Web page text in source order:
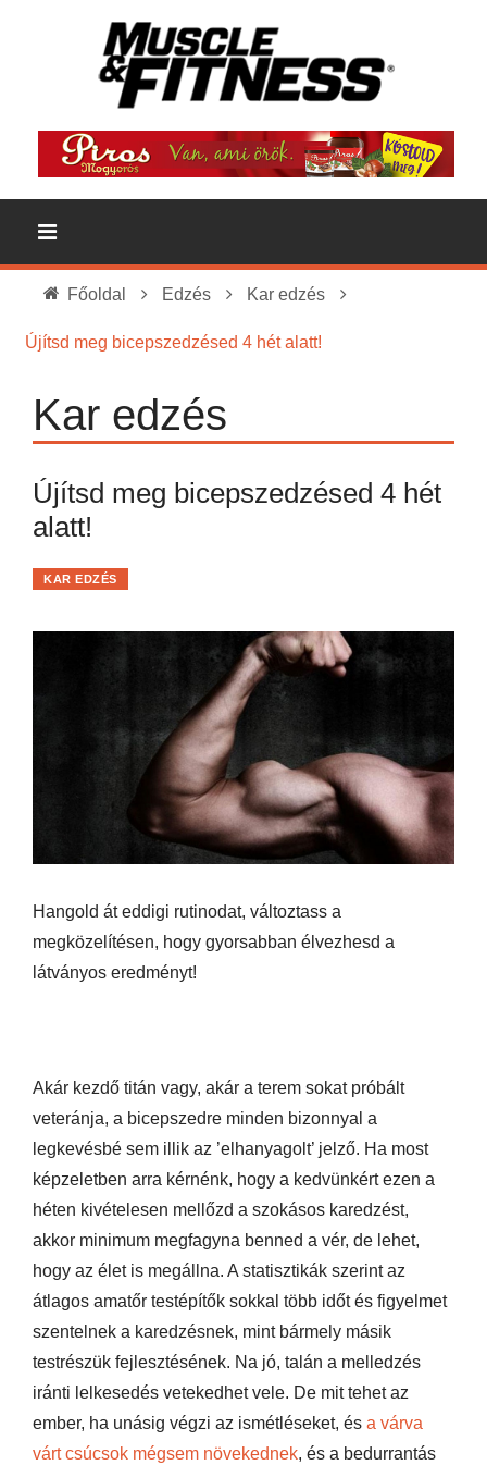
Főoldal Edzés Kar edzés
Újítsd meg bicepszedzésed 4 hét alatt!
Kar edzés
Újítsd meg bicepszedzésed 4 hét
alatt!
KAR EDZÉS
Hangold át eddigi rutinodat, változtass a
megközelítésen, hogy gyorsabban élvezhesd a
látványos eredményt!
Akár kezdő titán vagy, akár a terem sokat próbált
veteránja, a bicepszedre minden bizonnyal a
legkevésbé sem illik az ’elhanyagolt’ jelző. Ha most
képzeletben arra kérnénk, hogy a kedvünkért ezen a
héten kivételesen mellőzd a szokásos karedzést,
akkor minimum megfagyna benned a vér, de lehet,
hogy az élet is megállna. A statisztikák szerint az
átlagos amatőr testépítők sokkal több időt és figyelmet
szentelnek a karedzésnek, mint bármely másik
testrészük fejlesztésének. Na jó, talán a melledzés
iránti lelkesedés vetekedhet vele. De mit tehet az
ember, ha unásig végzi az ismétléseket, és a várva
várt csúcsok mégsem növekednek, és a bedurrantás